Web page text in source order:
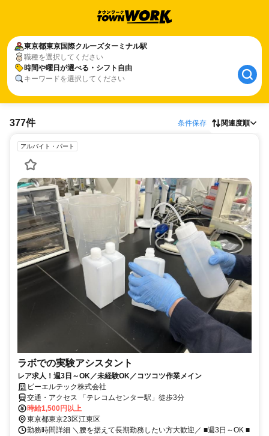
東京都東京国際クルーズターミナル駅
職種を選択してください
時間や曜日が選べる・シフト自由
キーワードを選択してください
377件 条件保存 関連度順
アルバイト・パート
ラボでの実験アシスタント
レア求人！週3日～OK／未経験OK／コツコツ作業メイン
ビーエルテック株式会社
交通・アクセス 「テレコムセンター駅」徒歩3分
時給1,500円以上
東京都東京23区江東区
勤務時間詳細 ＼腰を据えて長期勤務したい方大歓迎／ ■週3日～OK ■